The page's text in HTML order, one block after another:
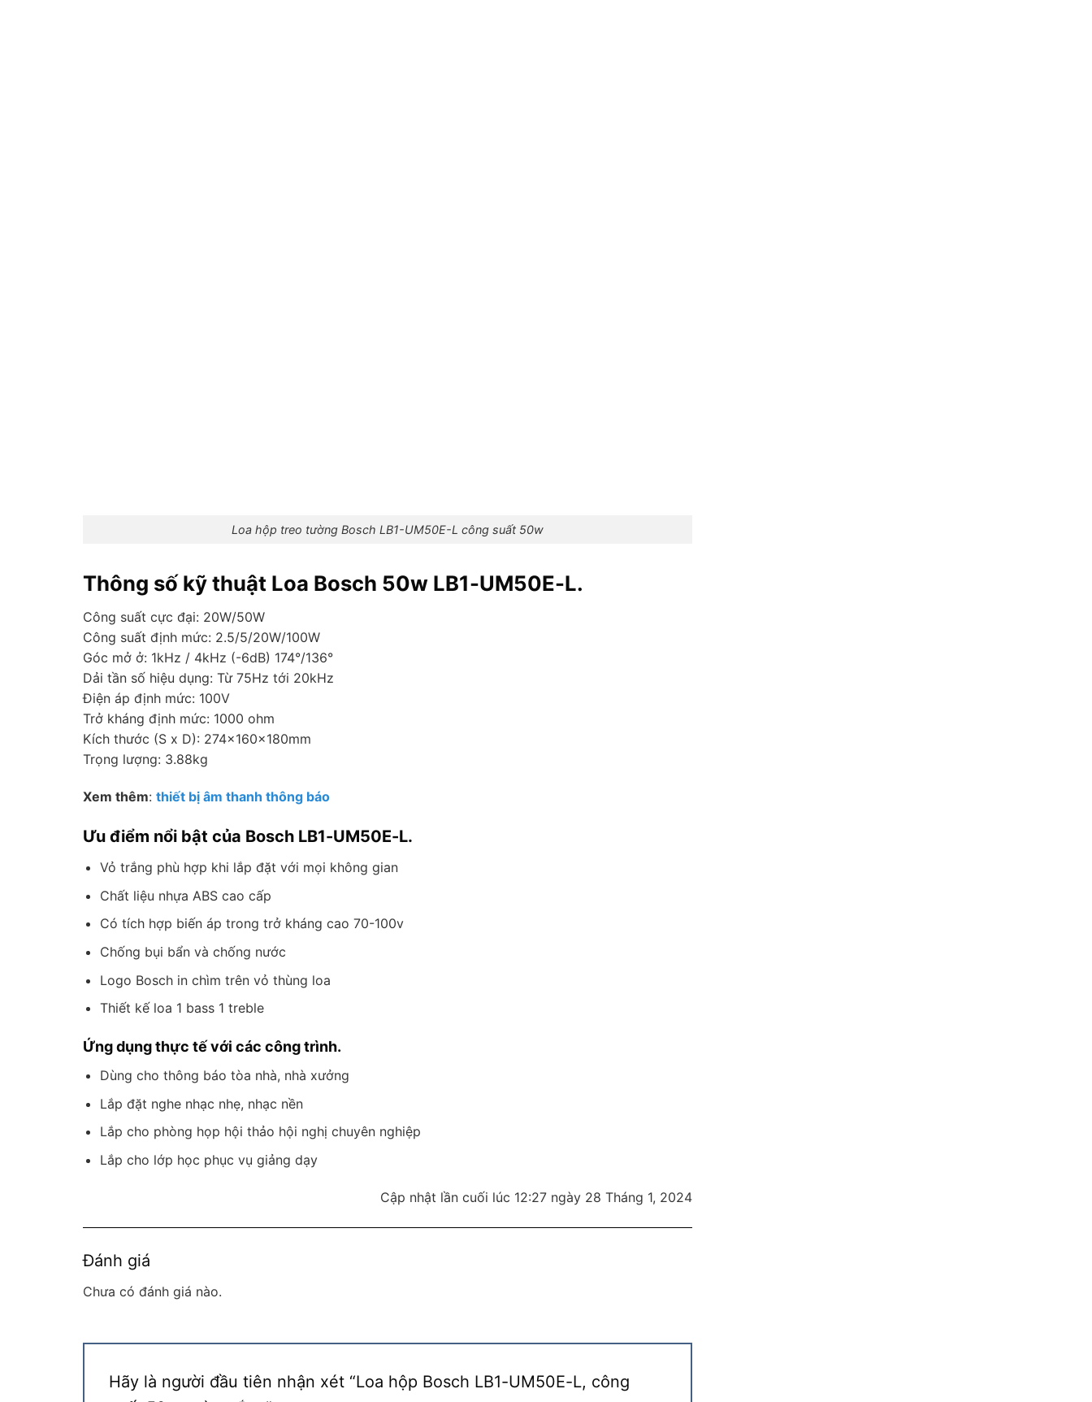
Loa hộp treo tường Bosch LB1-UM50E-L công suất 50w
Thông số kỹ thuật Loa Bosch 50w LB1-UM50E-L.
Công suất cực đại: 20W/50W
Công suất định mức: 2.5/5/20W/100W
Góc mở ở: 1kHz / 4kHz (-6dB) 174°/136°
Dải tần số hiệu dụng: Từ 75Hz tới 20kHz
Điện áp định mức: 100V
Trở kháng định mức: 1000 ohm
Kích thước (S x D): 274x160x180mm
Trọng lượng: 3.88kg
Xem thêm: thiết bị âm thanh thông báo
Ưu điểm nổi bật của Bosch LB1-UM50E-L.
Vỏ trắng phù hợp khi lắp đặt với mọi không gian
Chất liệu nhựa ABS cao cấp
Có tích hợp biến áp trong trở kháng cao 70-100v
Chống bụi bẩn và chống nước
Logo Bosch in chìm trên vỏ thùng loa
Thiết kế loa 1 bass 1 treble
Ứng dụng thực tế với các công trình.
Dùng cho thông báo tòa nhà, nhà xưởng
Lắp đặt nghe nhạc nhẹ, nhạc nền
Lắp cho phòng họp hội thảo hội nghị chuyên nghiệp
Lắp cho lớp học phục vụ giảng dạy
Cập nhật lần cuối lúc 12:27 ngày 28 Tháng 1, 2024
Đánh giá
Chưa có đánh giá nào.
Hãy là người đầu tiên nhận xét “Loa hộp Bosch LB1-UM50E-L, công